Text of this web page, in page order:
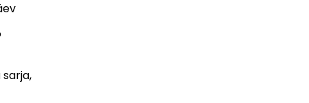
sarja,